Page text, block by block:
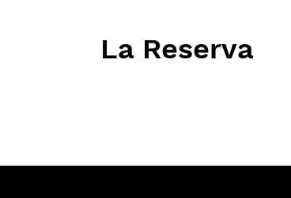
La Reserva